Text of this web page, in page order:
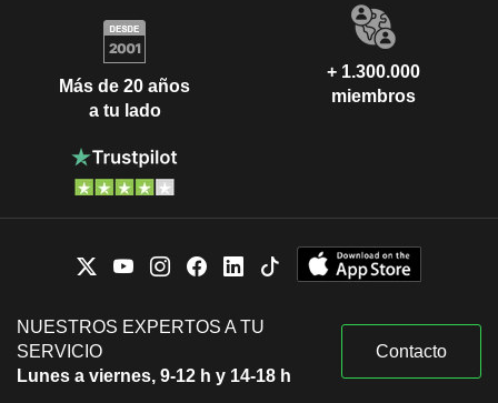
Más de 20 años
a tu lado
+ 1.300.000
miembros
NUESTROS EXPERTOS A TU
SERVICIO
Lunes a viernes, 9-12 h y 14-18 h
Contacto